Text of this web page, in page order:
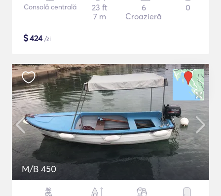
Consolă centrală
23 ft
7 m
6
Croazieră
0
$424/zi
M/B 450